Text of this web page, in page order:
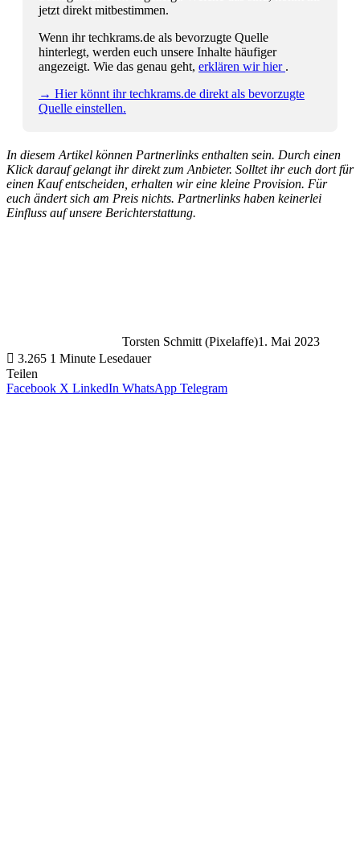
jetzt direkt mitbestimmen.
Wenn ihr techkrams.de als bevorzugte Quelle
hinterlegt, werden euch unsere Inhalte häufiger
angezeigt. Wie das genau geht, erklären wir hier .
→ Hier könnt ihr techkrams.de direkt als bevorzugte
Quelle einstellen.
In diesem Artikel können Partnerlinks enthalten sein. Durch einen
Klick darauf gelangt ihr direkt zum Anbieter. Solltet ihr euch dort für
einen Kauf entscheiden, erhalten wir eine kleine Provision. Für
euch ändert sich am Preis nichts. Partnerlinks haben keinerlei
Einfluss auf unsere Berichterstattung.
Torsten Schmitt (Pixelaffe)1. Mai 2023
3.265 1 Minute Lesedauer
Teilen
Facebook X LinkedIn WhatsApp Telegram